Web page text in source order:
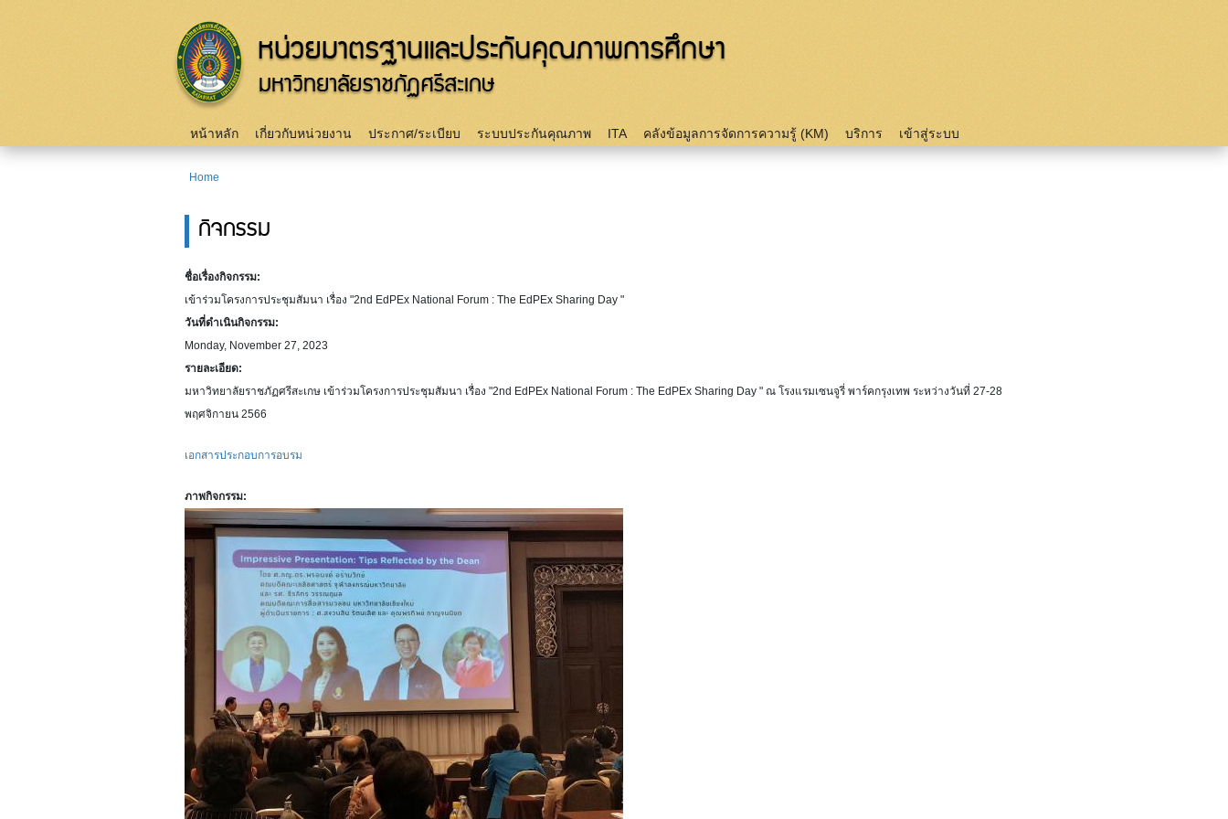
content
Main menu
หน้าหลัก เกี่ยวกับหน่วยงาน ประกาศ/ระเบียบ ระบบประกันคุณภาพ ITA คลังข้อมูลการจัดการความรู้ (KM) บริการ เข้าสู่ระบบ
Home
กิจกรรม
ชื่อเรื่องกิจกรรม:
เข้าร่วมโครงการประชุมสัมนา เรื่อง "2nd EdPEx National Forum : The EdPEx Sharing Day "
วันที่ดำเนินกิจกรรม:
Monday, November 27, 2023
รายละเอียด:
มหาวิทยาลัยราชภัฏศรีสะเกษ เข้าร่วมโครงการประชุมสัมนา เรื่อง "2nd EdPEx National Forum : The EdPEx Sharing Day " ณ โรงแรมเซนจูรี่ พาร์คกรุงเทพ ระหว่างวันที่ 27-28
พฤศจิกายน 2566
เอกสารประกอบการอบรม
ภาพกิจกรรม: